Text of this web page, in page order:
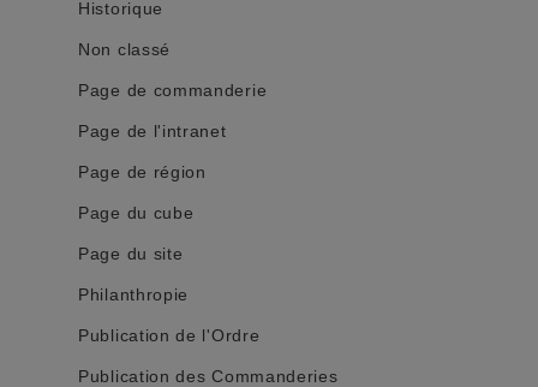
Historique
Non classé
Page de commanderie
Page de l'intranet
Page de région
Page du cube
Page du site
Philanthropie
Publication de l'Ordre
Publication des Commanderies